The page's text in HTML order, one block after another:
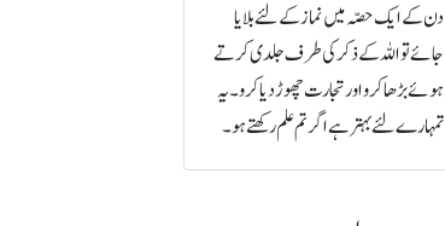
دن کے ایک حصّہ میں نماز کے لئے بلایا
جائے تو اللہ کے ذکر کی طرف جلدی کرتے
ہوئے بڑھا کرو اور تجارت چھوڑ دیا کرو۔ یہ
تمہارے لئے بہتر ہے اگر تم علم رکھتے ہو۔